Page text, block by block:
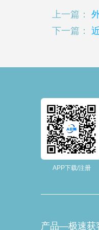
上一篇：
下一篇：
APP下载/注册
产品—极速获